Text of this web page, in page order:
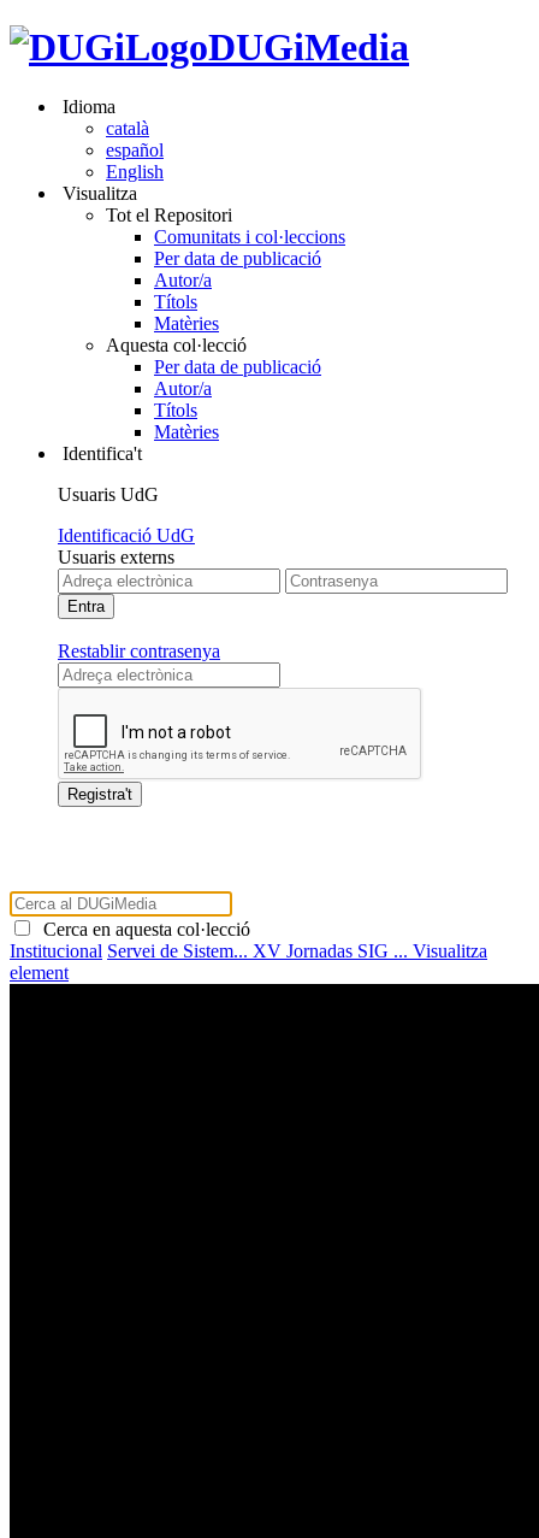
DUGiMedia
Idioma
català
español
English
Visualitza
Tot el Repositori
Comunitats i col·leccions
Per data de publicació
Autor/a
Títols
Matèries
Aquesta col·lecció
Per data de publicació
Autor/a
Títols
Matèries
Identifica't
Usuaris UdG
Identificació UdG
Usuaris externs
Restablir contrasenya
Cerca en aquesta col·lecció
Institucional Servei de Sistem... XV Jornadas SIG ... Visualitza
element